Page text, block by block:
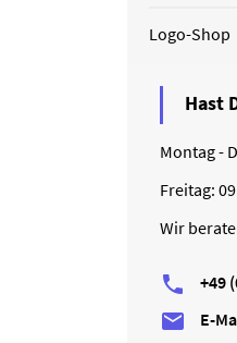
Logo-Shop
Hast
Montag -
Freitag:
Wir
 +49
 E-